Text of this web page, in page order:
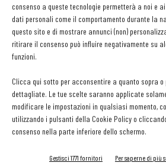
consenso a queste tecnologie permetterà a noi e
dati personali come il comportamento durante la
questo sito e di mostrare annunci (non)
ritirare il consenso può influire negativamente su
funzioni.
Clicca qui sotto per acconsentire a quanto sopra
dettagliate. Le tue scelte saranno applicate
modificare le impostazioni in qualsiasi momento,
utilizzando i pulsanti della Cookie Policy o
consenso nella parte inferiore dello schermo.
Gestisci 1771 fornitori Per saperne di più
Uve100% Sagrantino
Formati0,75 l
Facebook Twitter
LEGGI ANCHE